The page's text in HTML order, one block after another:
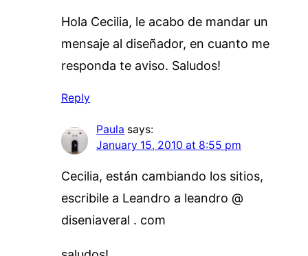
Hola Cecilia, le acabo de mandar un
mensaje al diseñador, en cuanto me
responda te aviso. Saludos!
Reply
Paula says:
January 15, 2010 at 8:55 pm
Cecilia, están cambiando los sitios,
escribile a Leandro a leandro @
diseniaveral . com